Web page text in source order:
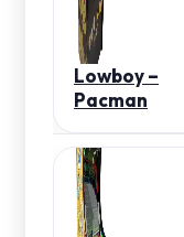
Lowboy –
Pacman